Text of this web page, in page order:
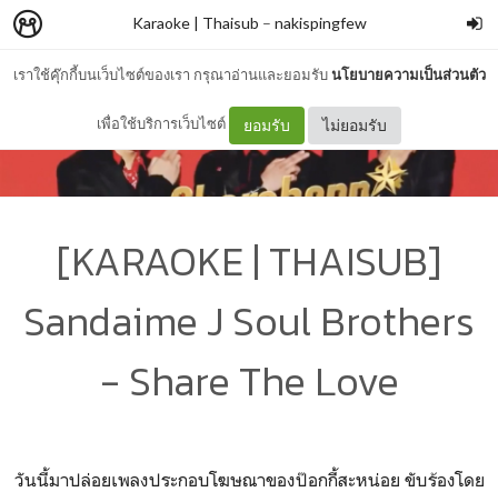
เราใช้คุ๊กกี้บนเว็บไซต์ของเรา กรุณาอ่านและยอมรับนโยบายความเป็นส่วนตัว
เพื่อใช้บริการเว็บไซต์ ยอมรับ ไม่ยอมรับ
Karaoke | Thaisub – nakispingfew
[KARAOKE | THAISUB]
Sandaime J Soul Brothers
- Share The Love
วันนี้มาปล่อยเพลงประกอบโฆษณาของป๊อกกี้สะหน่อย ขับร้องโดย